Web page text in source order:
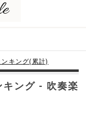
ンキング(累計)
キング - 吹奏楽